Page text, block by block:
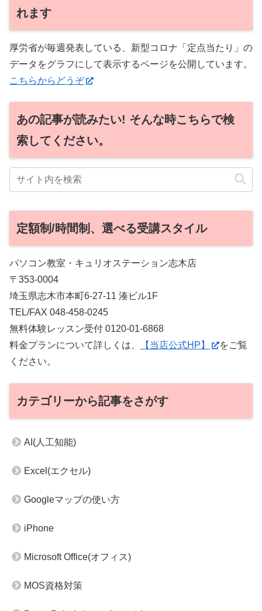
れます
厚労省が毎週発表している、新型コロナ「定点当たり」の
データをグラフにして表示するページを公開しています。
こちらからどうぞ
あの記事が読みたい! そんな時こちらで検
索してください。
定額制/時間制、選べる受講スタイル
パソコン教室・キュリオステーション志木店
〒353-0004
埼玉県志木市本町6-27-11 湊ビル1F
TEL/FAX 048-458-0245
無料体験レッスン受付 0120-01-6868
料金プランについて詳しくは、
【当店公式HP】
をご覧
ください。
カテゴリーから記事をさがす
AI(人工知能)
Excel(エクセル)
Googleマップの使い方
iPhone
Microsoft Office(オフィス)
MOS資格対策